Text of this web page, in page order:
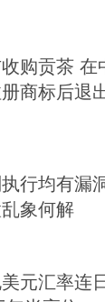
购贡茶 在
商标后退
行均有漏
象何解
元汇率连